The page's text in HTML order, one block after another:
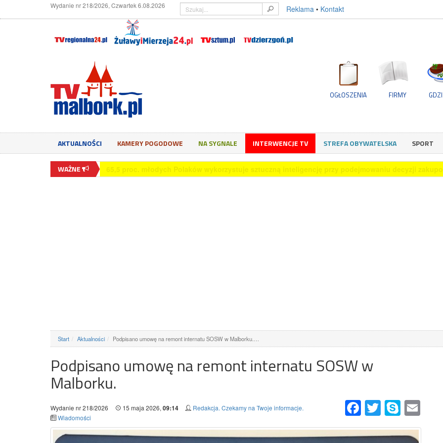
Wydanie nr 218/2026, Czwartek 6.08.2026 Reklama • Kontakt
OGŁOSZENIA FIRMY
AKTUALNOŚCI KAMERY POGODOWE NA SYGNALE INTERWENCJE TV STREFA OBYWATELSKA SPORT
WAŻNE
Start Aktualności Podpisano umowę na remont internatu SOSW w Malborku.…
Podpisano umowę na remont internatu SOSW w
Malborku.
FacebookTwitter Skype
Wydanie nr 218/2026 15 maja 2026, 09:14
Redakcja. Czekamy na Twoje informacje.
Wiadomości